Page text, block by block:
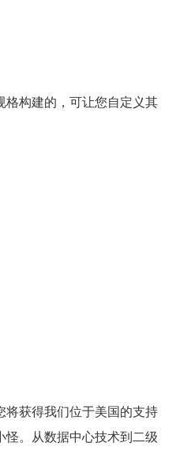
构建的，可让您自定义其
将获得我们位于美国的支持
。从数据中心技术到二级